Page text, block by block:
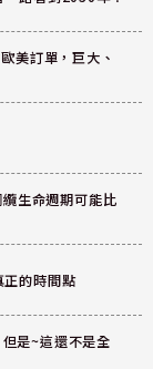
美訂單，巨大、
生命週期可能比
正的時間點
是~這還不是全